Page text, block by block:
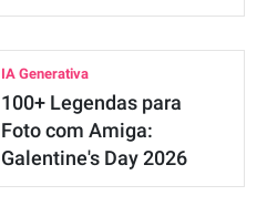
IA Generativa
100+ Legendas para
Foto com Amiga:
Galentine's Day 2026